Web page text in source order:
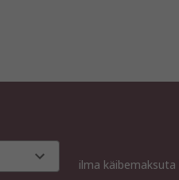
ilma käibemaksuta